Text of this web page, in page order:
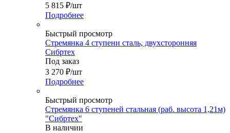
5 815 ₽/шт
Подробнее
Быстрый просмотр
Стремянка 4 ступени сталь, двухсторонняя
Сибртех
Под заказ
3 270 ₽/шт
Подробнее
Быстрый просмотр
Стремянка 6 ступеней стальная (раб. высота 1,21м)
"Сибртех"
В наличии